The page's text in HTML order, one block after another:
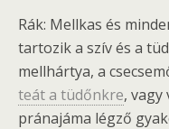
Rák: Mellkas és
tartozik a szív és a
mellhártya, a
teát a tüdőnkre,
pránajáma légző